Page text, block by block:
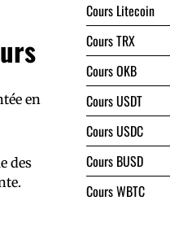
en
des
Cours Litecoin
Cours TRX
Cours OKB
Cours USDT
Cours USDC
Cours BUSD
Cours WBTC